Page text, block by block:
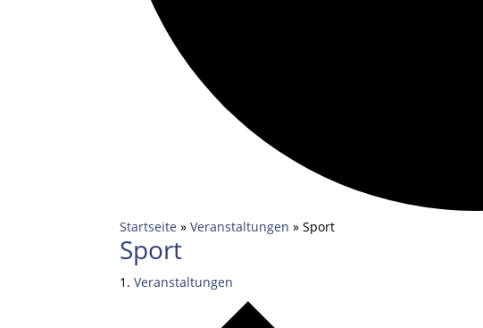
Startseite »Veranstaltungen »Sport
Sport
Veranstaltungen